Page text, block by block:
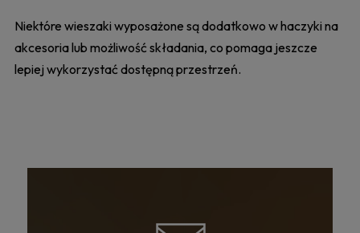
Niektóre wieszaki wyposażone są dodatkowo w haczyki na
akcesoria lub możliwość składania, co pomaga jeszcze
lepiej wykorzystać dostępną przestrzeń.